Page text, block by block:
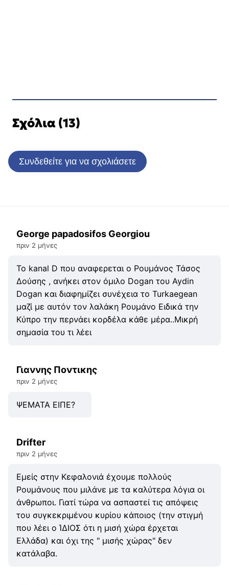
Σχόλια (13)
Συνδεθείτε για να σχολιάσετε
George papadosifos Georgiou
πριν 2 μήνες
To kanal D που αναφερεται ο Ρουμάνος Τάσος
Δούσης , ανήκει στον όμιλο Dogan του Aydin
Dogan και διαφημίζει συνέχεια το Turkaegean
μαζί με αυτόν τον λαλάκη Ρουμάνο Ειδικά την
Κύπρο την περνάει κορδέλα κάθε μέρα..Μικρή
σημασία του τι λέει
Γιαννης Ποντικης
πριν 2 μήνες
ΨΕΜΑΤΑ ΕΙΠΕ?
Drifter
πριν 2 μήνες
Εμείς στην Κεφαλονιά έχουμε πολλούς
Ρουμάνους που μιλάνε με τα καλύτερα λόγια οι
άνθρωποι. Γιατί τώρα να ασπαστεί τις απόψεις
του συγκεκριμένου κυρίου κάποιος (την στιγμή
που λέει ο ΊΔΙΟΣ ότι η μισή χώρα έρχεται
Ελλάδα) και όχι της " μισής χώρας" δεν
κατάλαβα.